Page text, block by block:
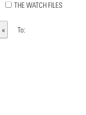
THE WATCH FILES
To: